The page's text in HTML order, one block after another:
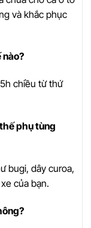
và khắc phục
nào?
chiều từ thứ
phụ tùng
bugi, dây curoa,
của bạn.